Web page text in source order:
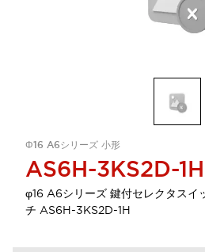
Φ16 A6シリーズ 小形
AS6H-3KS2D-1H
φ16 A6シリーズ 鍵付セレクタスイ
チ AS6H-3KS2D-1H